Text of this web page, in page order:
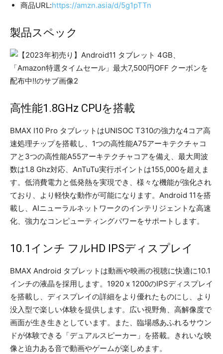
商品URL:https://amzn.asia/d/5g1pTTn
製品スペック
高性能1.8GHz CPUを搭載
BMAX I10 Pro タブレットはUNISOC T310の強力な4コア高
速処理チップを搭載し、1つの高性能A75アーキテクチャコ
アと3つの高性能A55アーキテクチャコアを備え、最大周波
数は1.8 Ghz対応、AnTuTu実行ポイントは155,000を超えま
す。低消費電力と低発熱を実現でき、様々な機能が強化され
ており、より軽快な動作が可能になります。Android 11を搭
載し、AIニューラルネットワークのインテリジェントな高速
化、強力なコンピューティングパワーをサポートします。
10.1インチ フルHD IPSディスプレイ
BMAX Android タブレットは動画や映画の視聴に快適に10.1
インチの液晶を採用します。1920 x 1200のIPSディスプレイ
を搭載し、ディスプレイの詳細をより優れたものにし、より
没入型で楽しい体験を提供します。広い視野角、高解像度で
画面が生き生きとしています。また、臨場感あふれるサウン
ドが体験できる「デュアルスピーカー」を搭載。きれいな映
像と迫力ある音で動画やゲームが楽しめます。